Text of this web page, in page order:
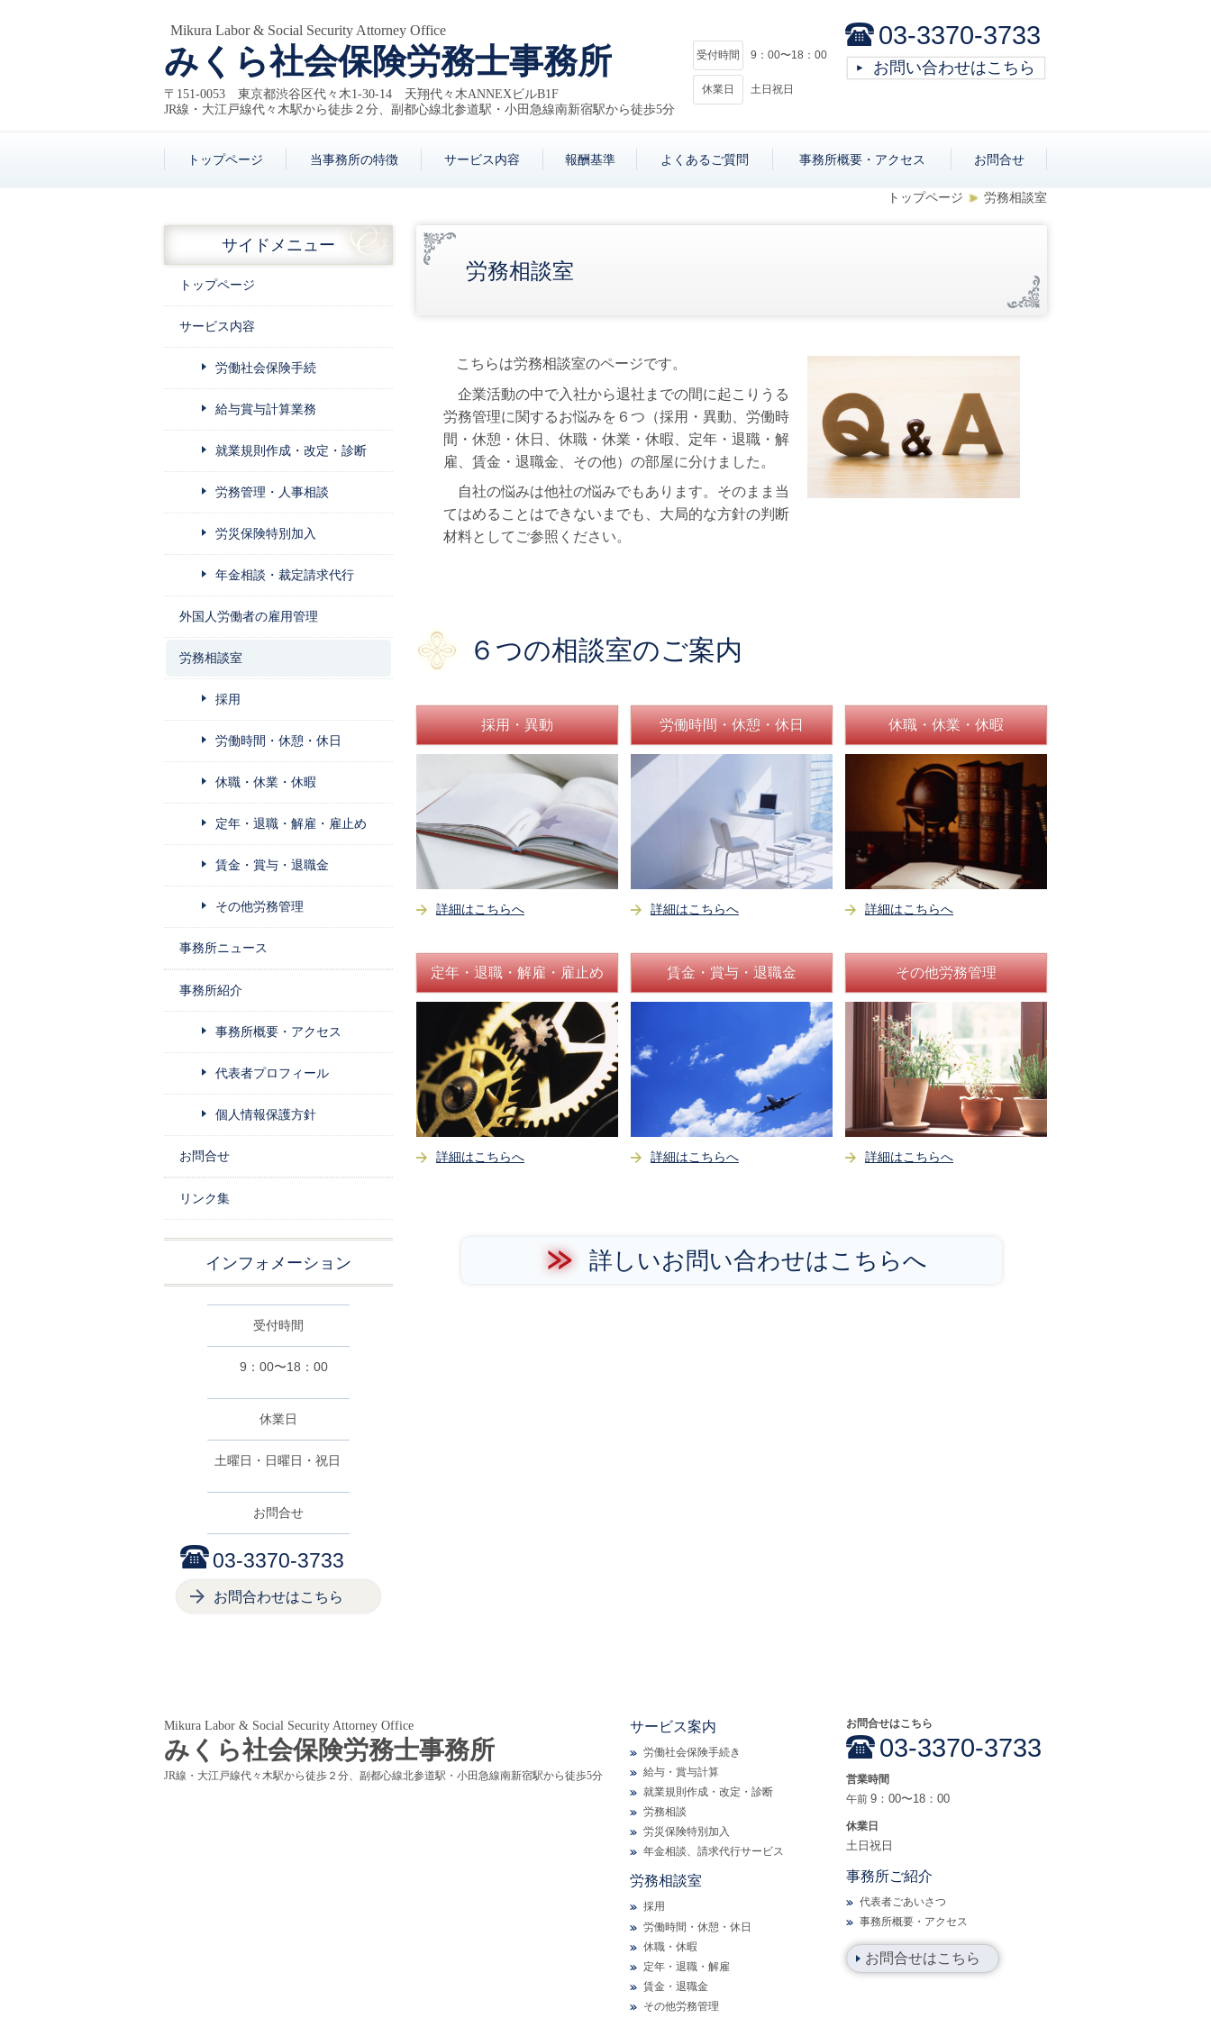
Mikura Labor & Social Security Attorney Office
みくら社会保険労務士事務所
〒151-0053 東京都渋谷区代々木1-30-14 天翔代々木ANNEXビルB1F
JR線・大江戸線代々木駅から徒歩２分、副都心線北参道駅・小田急線南新宿駅から徒歩5分
受付時間 9：00〜18：00
休業日 土日祝日
03-3370-3733
お問い合わせはこちら
トップページ 当事務所の特徴 サービス内容 報酬基準 よくあるご質問 事務所概要・アクセス お問合せ
トップページ 労務相談室
労務相談室
こちらは労務相談室のページです。
企業活動の中で入社から退社までの間に起こりうる
労務管理に関するお悩みを６つ（採用・異動、労働時
間・休憩・休日、休職・休業・休暇、定年・退職・解
雇、賃金・退職金、その他）の部屋に分けました。
自社の悩みは他社の悩みでもあります。そのまま当
てはめることはできないまでも、大局的な方針の判断
材料としてご参照ください。
６つの相談室のご案内
採用・異動
詳細はこちらへ
労働時間・休憩・休日
詳細はこちらへ
休職・休業・休暇
詳細はこちらへ
定年・退職・解雇・雇止め
詳細はこちらへ
賃金・賞与・退職金
詳細はこちらへ
その他労務管理
詳細はこちらへ
詳しいお問い合わせはこちらへ
サイドメニュー
トップページ
サービス内容
労働社会保険手続
給与賞与計算業務
就業規則作成・改定・診断
労務管理・人事相談
労災保険特別加入
年金相談・裁定請求代行
外国人労働者の雇用管理
労務相談室
採用
労働時間・休憩・休日
休職・休業・休暇
定年・退職・解雇・雇止め
賃金・賞与・退職金
その他労務管理
事務所ニュース
事務所紹介
事務所概要・アクセス
代表者プロフィール
個人情報保護方針
お問合せ
リンク集
インフォメーション
受付時間
9：00〜18：00
休業日
土曜日・日曜日・祝日
お問合せ
03-3370-3733
お問合わせはこちら
Mikura Labor & Social Security Attorney Office
みくら社会保険労務士事務所
JR線・大江戸線代々木駅から徒歩２分、副都心線北参道駅・小田急線南新宿駅から徒歩5分
サービス案内
労働社会保険手続き
給与・賞与計算
就業規則作成・改定・診断
労務相談
労災保険特別加入
年金相談、請求代行サービス
労務相談室
採用
労働時間・休憩・休日
休職・休暇
定年・退職・解雇
賃金・退職金
その他労務管理
お問合せはこちら
03-3370-3733
営業時間
午前 9：00〜18：00
休業日
土日祝日
事務所ご紹介
代表者ごあいさつ
事務所概要・アクセ ス
お問合せはこちら